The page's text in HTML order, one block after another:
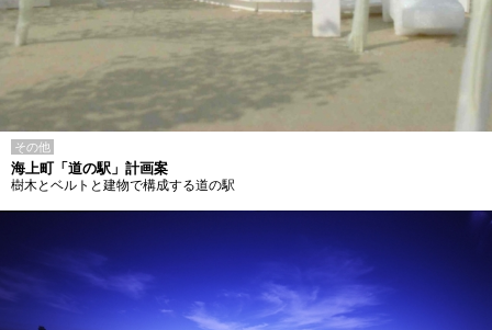
その他
海上町「道の駅」計画案
樹木とベルトと建物で構成する道の駅